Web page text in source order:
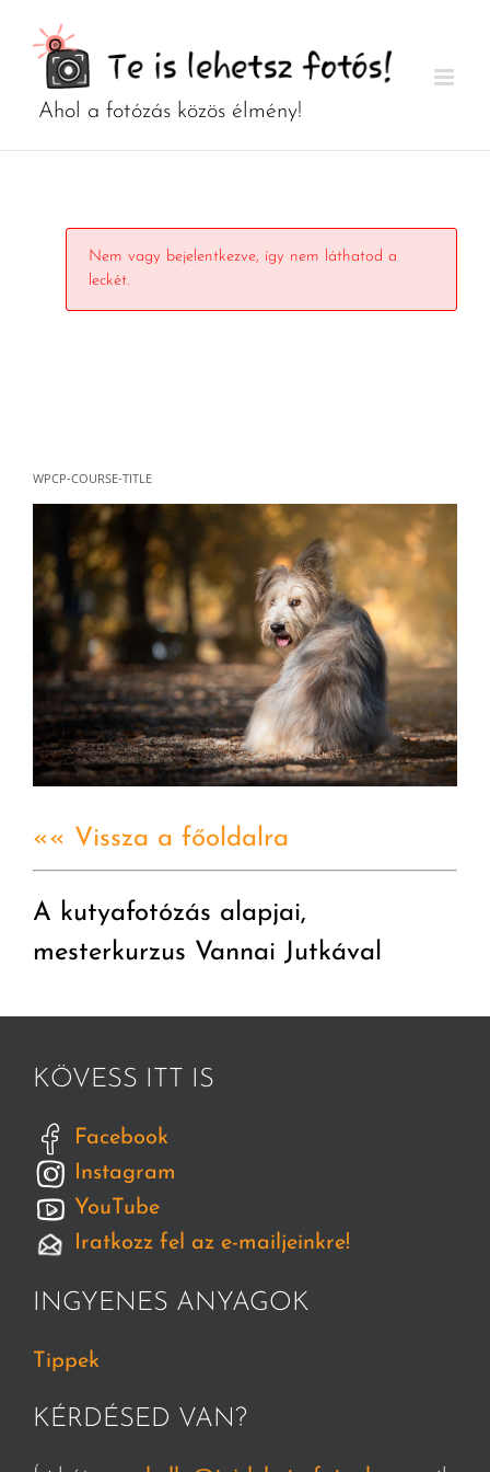
Nem vagy bejelentkezve, így nem láthatod a
leckét.
WPCP-COURSE-TITLE
«« Vissza a főoldalra
A kutyafotózás alapjai,
mesterkurzus Vannai Jutkával
KÖVESS ITT IS
Facebook
Instagram
YouTube
Iratkozz fel az e-mailjeinkre!
INGYENES ANYAGOK
Tippek
KÉRDÉSED VAN?